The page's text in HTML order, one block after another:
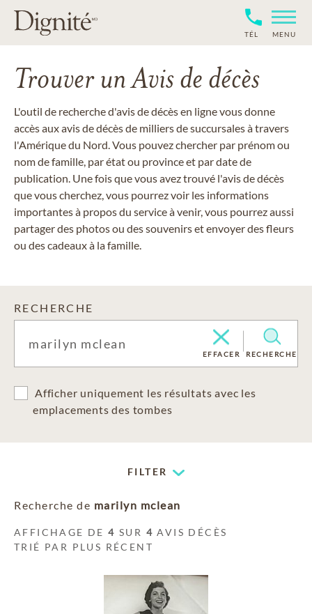
TÉL MENU
Trouver un Avis de décès
L'outil de recherche d'avis de décès en ligne vous donne
accès aux avis de décès de milliers de succursales à travers
l'Amérique du Nord. Vous pouvez chercher par prénom ou
nom de famille, par état ou province et par date de
publication. Une fois que vous avez trouvé l'avis de décès
que vous cherchez, vous pourrez voir les informations
importantes à propos du service à venir, vous pourrez aussi
partager des photos ou des souvenirs et envoyer des fleurs
ou des cadeaux à la famille.
RECHERCHE
EFFACER RECHERCHE
Afficher uniquement les résultats avec les
emplacements des tombes
FILTER
Recherche de marilyn mclean
AFFICHAGE DE4 SUR 4 AVIS DÉCÈS
TRIÉ PAR PLUS RÉCENT